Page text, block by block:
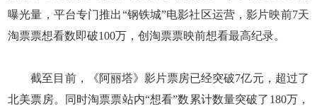
曝光量，平台专门推出“钢铁城”电影社区运营，影片映前7天
淘票票想看数即破100万，创淘票票映前想看最高纪录。
截至目前，《阿丽塔》影片票房已经突破7亿元，超过了
北美票房。同时淘票票站内“想看”数累计数量突破了180万，